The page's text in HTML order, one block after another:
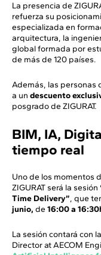
La presencia de
refuerza su
especializada en
arquitectura, la
global formada por
de más de 120 países.
Además, las personas
a un descuento
posgrado de ZIGURAT.
BIM, IA,
tiempo real
Uno de los momentos
ZIGURAT será la sesión
Time Delivery”, que
junio, de 16:00 a
La sesión contará con
Director at AECOM